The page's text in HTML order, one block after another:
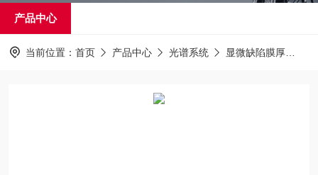
产品中心
当前位置： 首页 产品中心 光谱系统 显微缺陷膜厚